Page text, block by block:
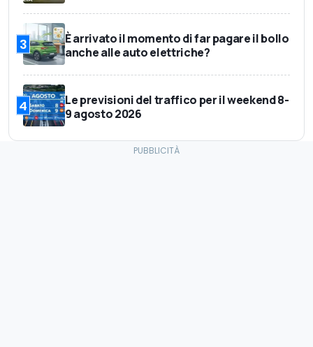
3
È arrivato il momento di far pagare il bollo
anche alle auto elettriche?
4
Le previsioni del traffico per il weekend 8-
9 agosto 2026